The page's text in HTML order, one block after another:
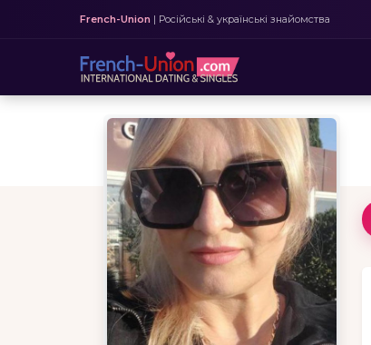
French-Union | Російські & українські знайомства